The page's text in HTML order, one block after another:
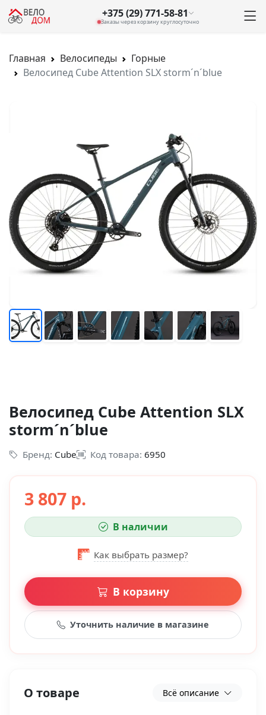
+375 (29) 771-58-81
Заказы через корзину круглосуточно
Главная Велосипеды
Горные
Велосипед Cube Attention SLX storm´n´blue
Велосипед Cube Attention SLX
storm´n´blue
Бренд: Cube Код товара: 6950
О товаре Всё описание
3 807 р.
В наличии
Как выбрать размер?
В корзину
Уточнить наличие в магазине